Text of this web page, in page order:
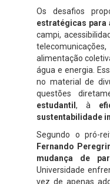
Os desafios
estratégicas para
campi,
alimentação
água e energia.
no material de
questões
estudantil , à
sustentabilidade
Segundo o pró-
Fernando
mudança de
Universidade
vez de apenas